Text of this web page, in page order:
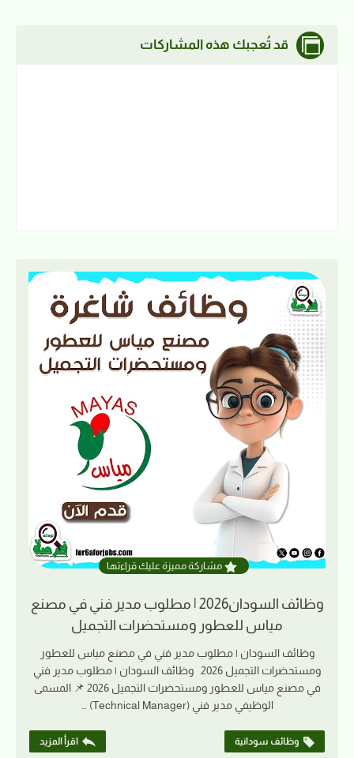
قد تُعجبك هذه المشاركات
مشاركة مميزة عليك قراءتها
وظائف السودان2026 | مطلوب مدير فني في مصنع
مياس للعطور ومستحضرات التجميل
وظائف السودان | مطلوب مدير فني في مصنع مياس للعطور
ومستحضرات التجميل 2026 وظائف السودان | مطلوب مدير فني
في مصنع مياس للعطور ومستحضرات التجميل 2026 📌 المسمى
الوظيفي مدير فني (Technical Manager) …
وظائف سودانية اقرأ المزيد